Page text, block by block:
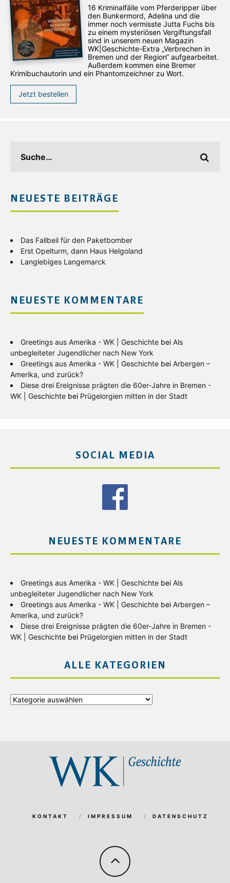
16 Kriminalfälle vom Pferderipper über
den Bunkermord, Adelina und die
immer noch vermisste Jutta Fuchs bis
zu einem mysteriösen Vergiftungsfall
sind in unserem neuen Magazin
WK|Geschichte-Extra „Verbrechen in
Bremen und der Region“ aufgearbeitet.
Außerdem kommen eine Bremer
Krimibuchautorin und ein Phantomzeichner zu Wort.
Jetzt bestellen
NEUESTE BEITRÄGE
Das Fallbeil für den Paketbomber
Erst Opelturm, dann Haus Helgoland
Langlebiges Langemarck
NEUESTE KOMMENTARE
Greetings aus Amerika - WK | Geschichte bei Als
unbegleiteter Jugendlicher nach New York
Greetings aus Amerika - WK | Geschichte bei Arbergen –
Amerika, und zurück?
Diese drei Ereignisse prägten die 60er-Jahre in Bremen -
WK | Geschichte bei Prügelorgien mitten in der Stadt
SOCIAL MEDIA
NEUESTE KOMMENTARE
Greetings aus Amerika - WK | Geschichte bei Als
unbegleiteter Jugendlicher nach New York
Greetings aus Amerika - WK | Geschichte bei Arbergen –
Amerika, und zurück?
Diese drei Ereignisse prägten die 60er-Jahre in Bremen -
WK | Geschichte bei Prügelorgien mitten in der Stadt
ALLE KATEGORIEN
Alle
KONTAKT IMPRESSUM DATENSCHUTZ